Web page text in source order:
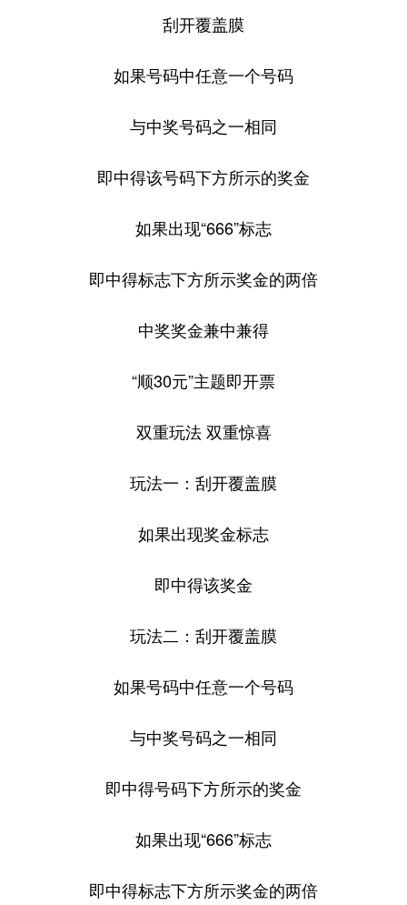
刮开覆盖膜
如果号码中任意一个号码
与中奖号码之一相同
即中得该号码下方所示的奖金
如果出现“666”标志
即中得标志下方所示奖金的两倍
中奖奖金兼中兼得
“顺30元”主题即开票
双重玩法 双重惊喜
玩法一：刮开覆盖膜
如果出现奖金标志
即中得该奖金
玩法二：刮开覆盖膜
如果号码中任意一个号码
与中奖号码之一相同
即中得号码下方所示的奖金
如果出现“666”标志
即中得标志下方所示奖金的两倍